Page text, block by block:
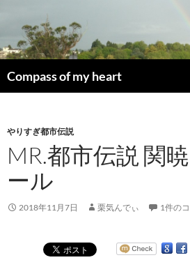
ン
ツ
へ
Compass of my heart
索
やりすぎ都市伝説
MR.都市伝説 関
ール
2018年11月7日 栗気んでぃ 1件の